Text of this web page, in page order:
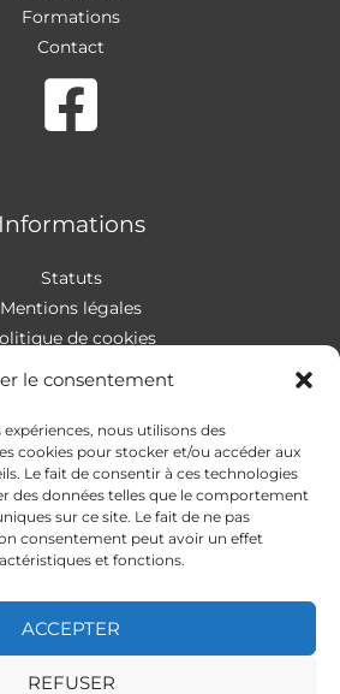
le consentement
nous utilisons des
cookies pour stocker et/ou accéder aux
Le fait de consentir à ces technologies
des données telles que le comportement
sur ce site. Le fait de ne pas
consentement peut avoir un effet
et fonctions.
ACCEPTER
REFUSER
Formations
Contact
Informations
Statuts
Mentions légales
de cookies
Contact
:4 rue Apollonios
33170 Gradignan